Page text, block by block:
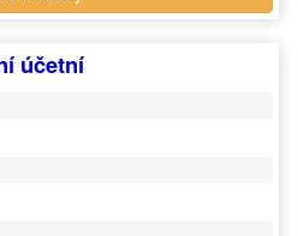
účetní